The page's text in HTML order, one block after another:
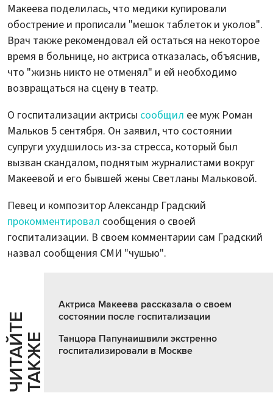
Макеева поделилась, что медики купировали
обострение и прописали "мешок таблеток и уколов".
Врач также рекомендовал ей остаться на некоторое
время в больнице, но актриса отказалась, объяснив,
что "жизнь никто не отменял" и ей необходимо
возвращаться на сцену в театр.
О госпитализации актрисы сообщил ее муж Роман
Мальков 5 сентября. Он заявил, что состоянии
супруги ухудшилось из-за стресса, который был
вызван скандалом, поднятым журналистами вокруг
Макеевой и его бывшей жены Светланы Мальковой.
Певец и композитор Александр Градский
прокомментировал сообщения о своей
госпитализации. В своем комментарии сам Градский
назвал сообщения СМИ "чушью".
Ч
И
Т
АЙ
Т
Е
Т
А
К
ЖЕ
Актриса Макеева рассказала о своем
состоянии после госпитализации
Танцора Папунаишвили экстренно
госпитализировали в Москве